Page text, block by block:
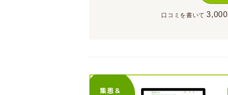
口コミを書いて 3,000